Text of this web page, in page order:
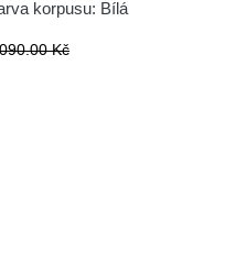
korpusu: Bílá
Kč